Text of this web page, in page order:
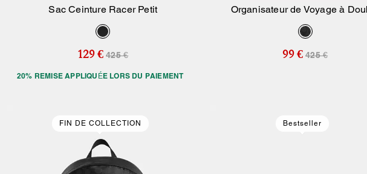
Sac Ceinture Racer Petit
129 € 425 €
20% REMISE APPLIQUÉE LORS DU PAIEMENT
Ajouter Au Panier
Organisateur de Voyage à
Fermeture Éclair
99 € 425 €
FIN DE COLLECTION Bestseller